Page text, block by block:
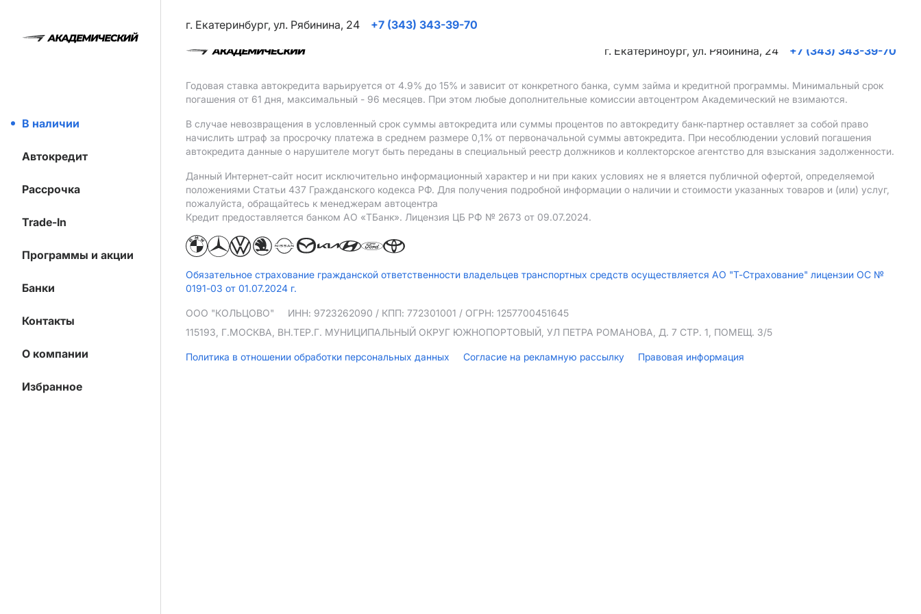
В наличии
Автокредит
Рассрочка
Trade-In
Программы и акции
Банки
Контакты
О компании
Избранное
г. Екатеринбург, ул. Рябинина, 24
+7 (343) 343-39-70
г. Екатеринбург, ул. Рябинина, 24
+7 (343) 343-39-70
Годовая ставка автокредита варьируется от 4.9% до 15% и зависит от конкретного банка, сумм займа и кредитной программы. Минимальный срок
погашения от 61 дня, максимальный - 96 месяцев. При этом любые дополнительные комиссии автоцентром Академический не взимаются.
В случае невозвращения в условленный срок суммы автокредита или суммы процентов по автокредиту банк-партнер оставляет за собой право
начислить штраф за просрочку платежа в среднем размере 0,1% от первоначальной суммы автокредита. При несоблюдении условий погашения
автокредита данные о нарушителе могут быть переданы в специальный реестр должников и коллекторское агентство для взыскания задолженности.
Данный Интернет-сайт носит исключительно информационный характер и ни при каких условиях не я вляется публичной офертой, определяемой
положениями Статьи 437 Гражданского кодекса РФ. Для получения подробной информации о наличии и стоимости указанных товаров и (или) услуг,
пожалуйста, обращайтесь к менеджерам автоцентра
Кредит предоставляется банком АO «ТБанк». Лицензия ЦБ РФ № 2673 от 09.07.2024.
Обязательное страхование гражданской ответственности владельцев транспортных средств осуществляется АО "Т-Страхование" лицензии ОС №
0191-03 от 01.07.2024 г.
ООО "КОЛЬЦОВО" ИНН: 9723262090 / КПП: 772301001 / ОГРН: 1257700451645
115193, Г.МОСКВА, ВН.ТЕР.Г. МУНИЦИПАЛЬНЫЙ ОКРУГ ЮЖНОПОРТОВЫЙ, УЛ ПЕТРА РОМАНОВА, Д. 7 СТР. 1, ПОМЕЩ. 3/5
Политика в отношении обработки персональных данных Согласие на рекламную рассылку Правовая информация